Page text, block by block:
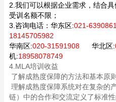
2.我们可以根据企业需求，结合
受训名额不限；
3.咨询电话： 华东区:021-
18145705982
华南区:020-31591908 华北区:
机:18958078749
4.MLA培训收益
了解成熟度保障的方法和基本原则
理解成熟度保障系统对在复杂的
链）中的合作和交流定义了标准